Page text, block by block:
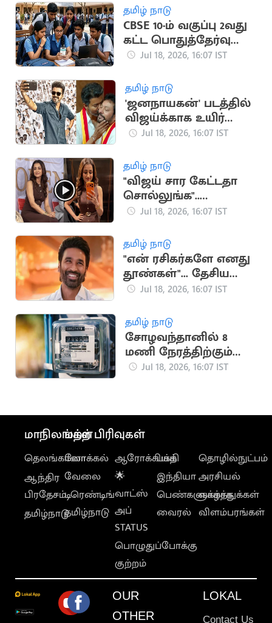
தமிழ் நாடு
CBSE 10-ம் வகுப்பு 2வது
கட்ட பொதுத்தேர்வு
முடிவுகள்
Jul 18, 2026, 16:07 IST
தமிழ் நாடு
'ஜனநாயகன்' படத்தில்
விஜய்க்காக உயிர்
கொடுக்கும் நண்பன்
ஸ்ரீநாத்
Jul 18, 2026, 16:07 IST
தமிழ் நாடு
"விஜய் சார கேட்டதா
சொல்லுங்க"..
திரிஷாவை நோக்கி
ரசிகர்கள்
Jul 18, 2026, 16:07 IST
தமிழ் நாடு
"என் ரசிகர்களே எனது
தூண்கள்"... தேசிய
விருதுக்கு தனுஷ்
Jul 18, 2026, 16:07 IST
தமிழ் நாடு
சோழவந்தானில் 8
மணி நேரத்திற்கும்
மேலாக மின்தடை..
Jul 18, 2026, 16:07 IST
மாநிலங்கள்
தெலங்கானா
ஆந்திர
பிரதேசம்
தமிழ்நாடு
மற்ற பிரிவுகள்
லோக்கல்
வேலை
டிரெண்டிங்
தமிழ்நாடு
ஆரோக்கியம்
🌟
வாட்ஸ்
அப்
STATUS
பொழுதுப்போக்கு
குற்றம்
பக்தி
இந்தியா
பெண்களுக்காக
வைரல்
தொழில்நுட்பம்
அரசியல்
வாழ்த்துக்கள்
விளம்பரங்கள்
OUR
OTHER
LOKAL
Contact Us